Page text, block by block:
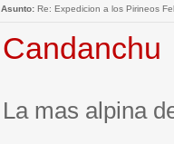
Asunto:Re: Expedicion a los Pirineos
Candanchu
La mas alpina